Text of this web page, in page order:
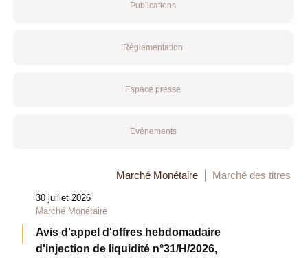
Publications
Réglementation
Espace presse
Evénements
Marché Monétaire Marché des titres
30 juillet 2026
Marché Monétaire
Avis d'appel d'offres hebdomadaire
d'injection de liquidité n°31/H/2026,